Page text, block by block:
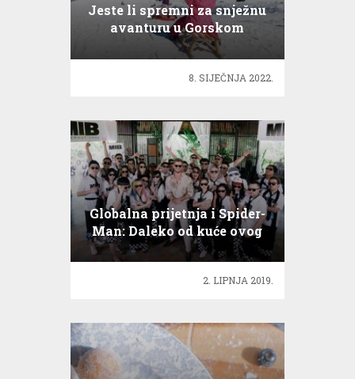
Jeste li spremni za snježnu
avanturu u Gorskom
kotaru?
8. SIJEČNJA 2022.
Globalna prijetnja i Spider-
Man: Daleko od kuće ovog
ljeta u kinima!
2. LIPNJA 2019.